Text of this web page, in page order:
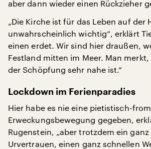
aber dann wieder einen Rückzieher
„Die Kirche ist für das Leben auf der
unwahrscheinlich wichtig“, erklärt
einen erdet. Wir sind hier draußen,
Festland mitten im Meer. Man
der Schöpfung sehr nahe ist.“
Lockdown im Ferienparadies
Hier habe es nie eine pietistisch-
Erweckungsbewegung gegeben,
Rugenstein, „aber trotzdem ein ganz
Urvertrauen, einen ganz schnellen